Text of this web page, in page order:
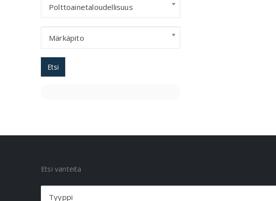
Polttoainetaloudellisuus
Märkäpito
Etsi
Etsi vanteita
Tyyppi